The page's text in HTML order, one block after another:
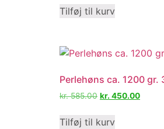
Tilføj til kurv
Perlehøns ca. 1200 gr.
kr.585.00 kr. 450.00
Tilføj til kurv